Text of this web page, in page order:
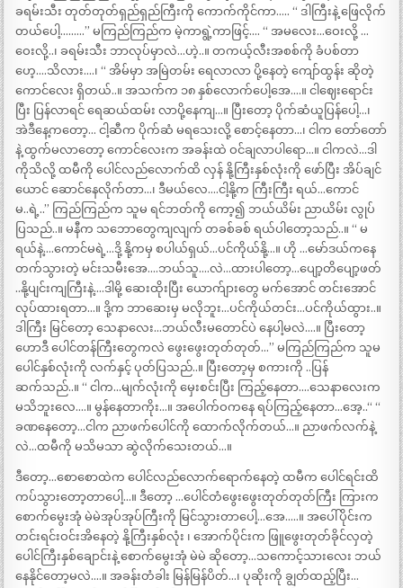
ခရမ်းသီး တုတ်တုတ်ရှည်ရှည်ကြီးကို ကောက်ကိုင်ကာ….. “ ဒါကြီးနဲ့ ဖြေလိုက်
တယ်ပေါ့………” မကြည်ကြည်က မဲ့ကာရွဲ့ကာဖြင့်…. “ အမလေး…ဝေးလို့ …
ဝေးလို့..၊ ခရမ်းသီး ဘာလုပ်မှာလဲ…ဟဲ့..။ တကယ့်လီးအစစ်ကို ခံပစ်တာ
ဟေ့….သိလား….၊ “ အိမ်မှာ အမြဲတမ်း ရေလာလာ ပို့နေတဲ့ ကျော်ထွန်း ဆိုတဲ့
ကောင်လေး ရှိတယ်..။ အသက်က ၁၈ နှစ်လောက်ပေါ့အေ….။ ငါဈေးရောင်း
ပြီး ပြန်လာရင် ရေဆယ်ထမ်း လာပို့နေကျ…။ ပြီးတော့ ပိုက်ဆံယူပြန်ပေါ့…၊
အဲဒီနေ့ကတော့… ငါ့ဆီက ပိုက်ဆံ မရသေးလို့ စောင့်နေတာ…၊ ငါက တော်တော်
နဲ့ ထွက်မလာတော့ ကောင်လေးက အခန်းထဲ ဝင်ချလာပါရော…။ ငါကလဲ…ဒါ
ကိုသိလို့ ထမီကို ပေါင်လည်လောက်ထိ လှန် နို့ကြီးနှစ်လုံးကို ဖော်ပြီး အိပ်ချင်
ယောင် ဆောင်နေလိုက်တာ…၊ ဒီမယ်လေ….ငါ့နို့က ကြီးကြီး ရယ်…ကောင်
မ..ရဲ့..” ကြည်ကြည်က သူမ ရင်ဘတ်ကို ကော့၍ ဘယ်ယိမ်း ညာယိမ်း လွုပ်
ပြသည်..။ မနီက သဘောတွေကျလျက် တခစ်ခစ် ရယ်ပါတော့သည်..။ “ မ
ရယ်နဲ့….ကောင်မရဲ့…ဒို့ နို့ကမှ စပါယ်ရှယ်…ပင်ကိုယ်နို့…။ ဟို …မော်ဒယ်ကနေ
တက်သွားတဲ့ မင်းသမီးအေ….ဘယ်သူ….လဲ…ထားပါတော့…ပျော့တိပျော့ဖတ်
..နို့ပျင်းကျကြီးနဲ့….ဒါမို့ ဆေးထိုးပြီး ယောက်ျားတွေ မက်အောင် တင်းအောင်
လုပ်ထားရတာ…။ ဒို့က ဘာဆေးမှ မလိုဘူး…ပင်ကိုယ်တင်း…ပင်ကိုယ်ထွား..။
ဒါကြီး မြင်တော့ သေနာလေး…ဘယ်လီးမတောင်ပဲ နေပါ့မလဲ….။ ပြီးတော့
ဟောဒီ ပေါင်တန်ကြီးတွေကလဲ ဖွေးဖွေးတုတ်တုတ်…” မကြည်ကြည်က သူမ
ပေါင်နှစ်လုံးကို လက်နှင့် ပုတ်ပြသည်..။ ပြီးတော့မှ စကားကို ..ပြန်
ဆက်သည်..။ “ ငါက…မျက်လုံးကို မှေးစင်းပြီး ကြည့်နေတာ….သေနာလေးက
မသိဘူးလေ….။ မွန်နေတာကိုး…။ အပေါက်ဝကနေ ရပ်ကြည့်နေတာ…အေ့..“ “
ခဏနေတော့…ငါက ညာဖက်ပေါင်ကို ထောက်လိုက်တယ်…။ ညာဖက်လက်နဲ့
လဲ…ထမီကို မသိမသာ ဆွဲလိုက်သေးတယ်…။
ဒီတော့…စောစောထဲက ပေါင်လည်လောက်ရောက်နေတဲ့ ထမီက ပေါင်ရင်းထိ
ကပ်သွားတော့တာပေါ့…။ ဒီတော့ …ပေါင်တံဖွေးဖွေးတုတ်တုတ်ကြီး ကြားက
စောက်မွေးအုံ မဲမဲအုပ်အုပ်ကြီးကို မြင်သွားတာပေါ့…အေ…..။ အပေါ်ပိုင်းက
တင်းရင်းဝင်းအိနေတဲ့ နို့ကြီးနှစ်လုံး ၊ အောက်ပိုင်းက ဖြူဖွေးတုတ်ခိုင်လှတဲ့
ပေါင်ကြီးနှစ်ချောင်းနဲ့ စောက်မွေးအုံ မဲမဲ ဆိုတော့…သကောင့်သားလေး ဘယ်
နေနိုင်တော့မလဲ….။ အခန်းတံခါး မြန်မြန်ပိတ်…၊ ပုဆိုးကို ချွတ်ထည့်ပြီး…